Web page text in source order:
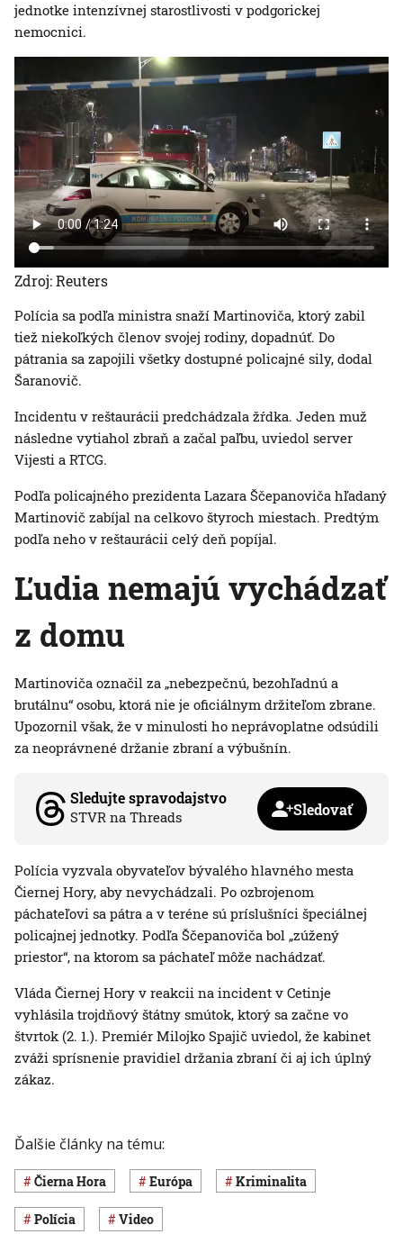
jednotke intenzívnej starostlivosti v podgorickej
nemocnici.
Zdroj: Reuters
Polícia sa podľa ministra snaží Martinoviča, ktorý zabil
tiež niekoľkých členov svojej rodiny, dopadnúť. Do
pátrania sa zapojili všetky dostupné policajné sily, dodal
Šaranovič.
Incidentu v reštaurácii predchádzala žŕdka. Jeden muž
následne vytiahol zbraň a začal paľbu, uviedol server
Vijesti a RTCG.
Podľa policajného prezidenta Lazara Ščepanoviča hľadaný
Martinovič zabíjal na celkovo štyroch miestach. Predtým
podľa neho v reštaurácii celý deň popíjal.
Ľudia nemajú vychádzať
z domu
Martinoviča označil za „nebezpečnú, bezohľadnú a
brutálnu“ osobu, ktorá nie je oficiálnym držiteľom zbrane.
Upozornil však, že v minulosti ho neprávoplatne odsúdili
za neoprávnené držanie zbraní a výbušnín.
Sledujte spravodajstvo
STVR na Threads Sledovať
Polícia vyzvala obyvateľov bývalého hlavného mesta
Čiernej Hory, aby nevychádzali. Po ozbrojenom
páchateľovi sa pátra a v teréne sú príslušníci špeciálnej
policajnej jednotky. Podľa Ščepanoviča bol „zúžený
priestor“, na ktorom sa páchateľ môže nachádzať.
Vláda Čiernej Hory v reakcii na incident v Cetinje
vyhlásila trojdňový štátny smútok, ktorý sa začne vo
štvrtok (2. 1.). Premiér Milojko Spajič uviedol, že kabinet
zváži sprísnenie pravidiel držania zbraní či aj ich úplný
zákaz.
Ďalšie články na tému:
Čierna Hora Európa Kriminalita
polícia Video